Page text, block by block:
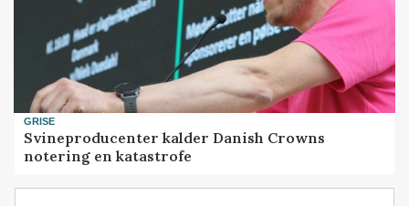
GRISE
Svineproducenter kalder Danish Crowns
notering en katastrofe